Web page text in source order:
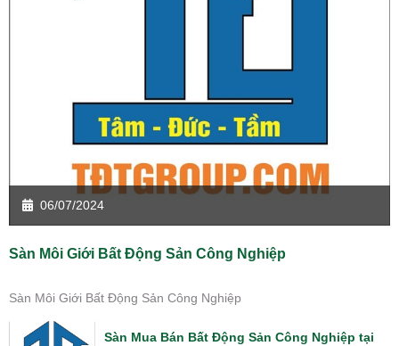
06/07/2024
Sàn Môi Giới Bất Động Sản Công Nghiệp
Sàn Môi Giới Bất Động Sản Công Nghiệp
Sàn Mua Bán Bất Động Sản Công Nghiệp tại